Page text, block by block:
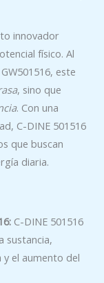
innovador
físico. Al
este
, sino que
. Con una
C-DINE 501516
que buscan
diaria.
C-DINE 501516
sustancia,
el aumento del